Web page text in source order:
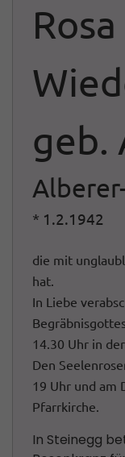
Rosa
geb.
* 1.2.1942
die mit
hat.
In Liebe
14.30 Uhr in
Den
19 Uhr und am
Pfarrkirche.
In Steinegg